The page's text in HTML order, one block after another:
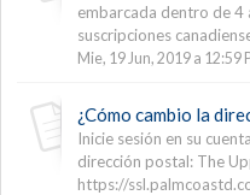
embarcada dentro de 4
suscripciones
Mie, 19 Jun, 2019 a 12:59
Inicie sesión en su
dirección postal: The
https://